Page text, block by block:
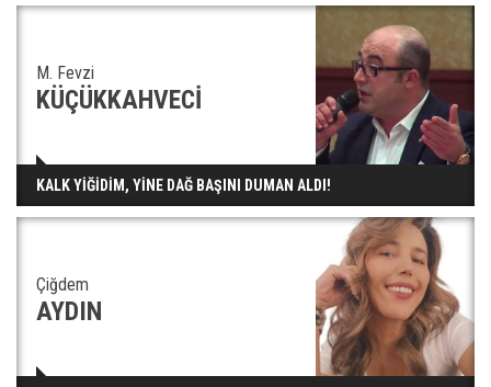
M. Fevzi
KÜÇÜKKAHVECİ
KALK YİĞİDİM, YİNE DAĞ BAŞINI DUMAN ALDI!
Çiğdem
AYDIN